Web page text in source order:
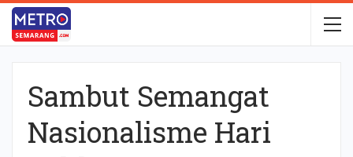
Sambut Semangat
Nasionalisme Hari